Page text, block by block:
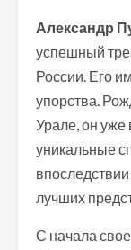
Александр
успешный
России. Его
упорства.
Урале, он уже
уникальные
лучших
С начала